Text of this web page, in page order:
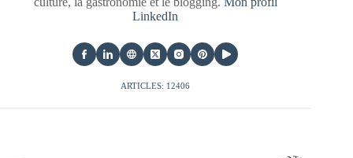
LinkedIn
ARTICLES: 12406